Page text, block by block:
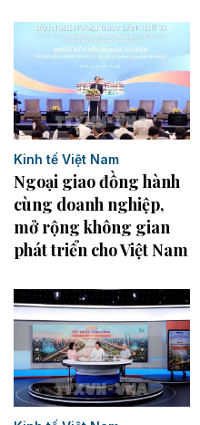
Kinh tế Việt Nam
Ngoại giao đồng hành
cùng doanh nghiệp,
mở rộng không gian
phát triển cho Việt Nam